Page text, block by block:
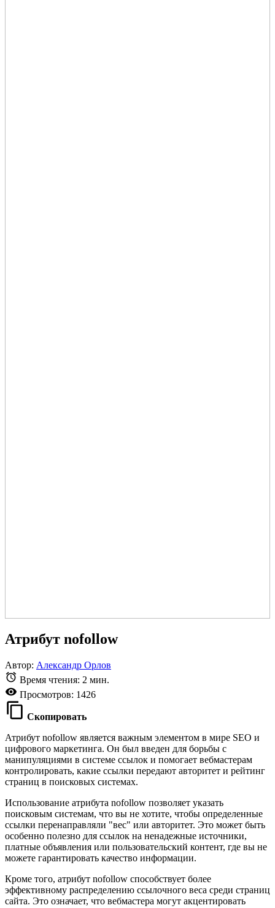
Атрибут nofollow
Автор: Александр Орлов
Время чтения: 2 мин.
Просмотров: 1426
Скопировать
Атрибут nofollow является важным элементом в мире SEO и
цифрового маркетинга. Он был введен для борьбы с
манипуляциями в системе ссылок и помогает вебмастерам
контролировать, какие ссылки передают авторитет и рейтинг
страниц в поисковых системах.
Использование атрибута nofollow позволяет указать
поисковым системам, что вы не хотите, чтобы определенные
ссылки перенаправляли "вес" или авторитет. Это может быть
особенно полезно для ссылок на ненадежные источники,
платные объявления или пользовательский контент, где вы не
можете гарантировать качество информации.
Кроме того, атрибут nofollow способствует более
эффективному распределению ссылочного веса среди страниц
сайта. Это означает, что вебмастера могут акцентировать